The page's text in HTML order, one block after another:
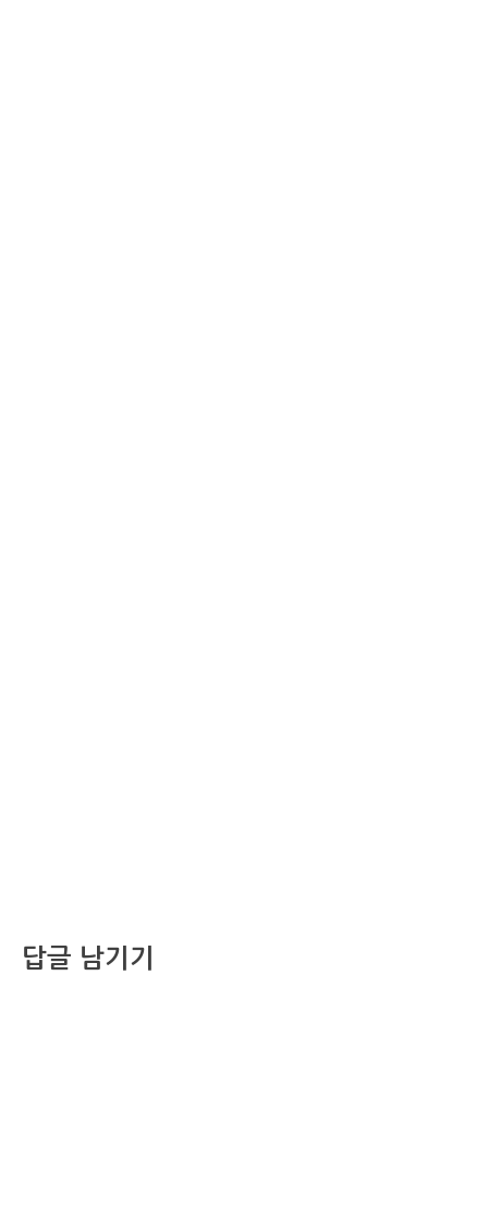
답글 남기기